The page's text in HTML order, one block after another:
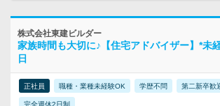
株式会社東建ビルダー
家族時間も大切に♪【住宅アドバイザー】*未
日
正社員 職種・業種未経験OK 学歴不問 第二新卒歓
完全週休2日制